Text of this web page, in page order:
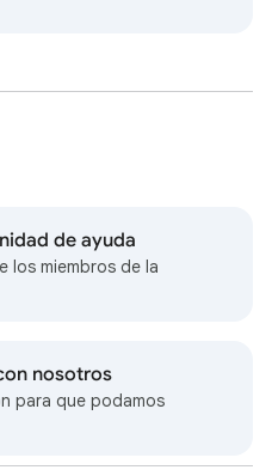
de ayuda
los miembros de la
nosotros
para que podamos